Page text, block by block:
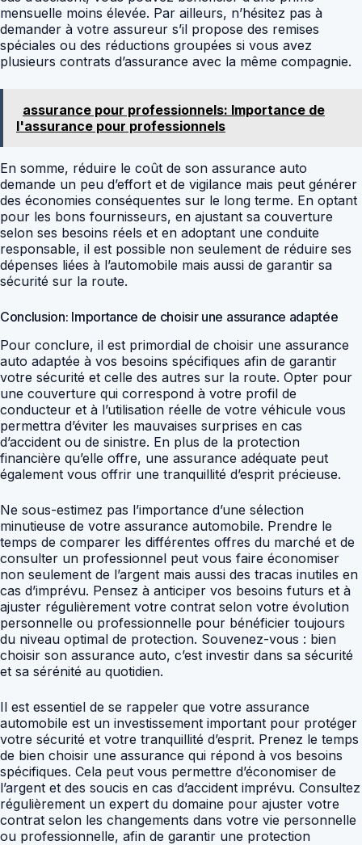
mensuelle moins élevée. Par ailleurs, n’hésitez pas à
demander à votre assureur s’il propose des remises
spéciales ou des réductions groupées si vous avez
plusieurs contrats d’assurance avec la même compagnie.
assurance pour professionnels: Importance de
l'assurance pour professionnels
En somme, réduire le coût de son assurance auto
demande un peu d’effort et de vigilance mais peut générer
des économies conséquentes sur le long terme. En optant
pour les bons fournisseurs, en ajustant sa couverture
selon ses besoins réels et en adoptant une conduite
responsable, il est possible non seulement de réduire ses
dépenses liées à l’automobile mais aussi de garantir sa
sécurité sur la route.
Conclusion: Importance de choisir une assurance adaptée
Pour conclure, il est primordial de choisir une assurance
auto adaptée à vos besoins spécifiques afin de garantir
votre sécurité et celle des autres sur la route. Opter pour
une couverture qui correspond à votre profil de
conducteur et à l’utilisation réelle de votre véhicule vous
permettra d’éviter les mauvaises surprises en cas
d’accident ou de sinistre. En plus de la protection
financière qu’elle offre, une assurance adéquate peut
également vous offrir une tranquillité d’esprit précieuse.
Ne sous-estimez pas l’importance d’une sélection
minutieuse de votre assurance automobile. Prendre le
temps de comparer les différentes offres du marché et de
consulter un professionnel peut vous faire économiser
non seulement de l’argent mais aussi des tracas inutiles en
cas d’imprévu. Pensez à anticiper vos besoins futurs et à
ajuster régulièrement votre contrat selon votre évolution
personnelle ou professionnelle pour bénéficier toujours
du niveau optimal de protection. Souvenez-vous : bien
choisir son assurance auto, c’est investir dans sa sécurité
et sa sérénité au quotidien.
Il est essentiel de se rappeler que votre assurance
automobile est un investissement important pour protéger
votre sécurité et votre tranquillité d’esprit. Prenez le temps
de bien choisir une assurance qui répond à vos besoins
spécifiques. Cela peut vous permettre d’économiser de
l’argent et des soucis en cas d’accident imprévu. Consultez
régulièrement un expert du domaine pour ajuster votre
contrat selon les changements dans votre vie personnelle
ou professionnelle, afin de garantir une protection